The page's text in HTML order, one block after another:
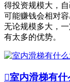
得投资规模大，
可能赚钱会相对
无论规模多大，
有太多的优势。
室内滑梯有